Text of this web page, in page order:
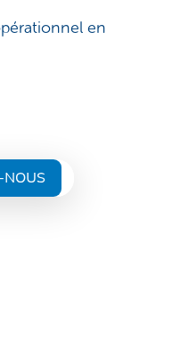
en